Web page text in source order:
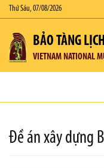
Thứ Sáu, 07/08/2026
BẢO TÀNG
VIETNAM NATIONAL
Đề án xây dựng